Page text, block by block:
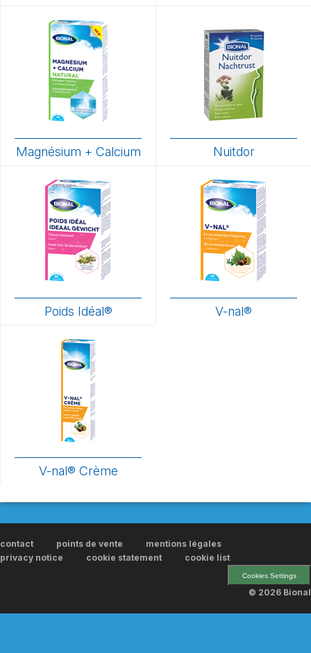
Magnésium + Calcium Nuitdor
Poids Idéal® V-nal®
V-nal® Crème
contact points de vente
mentions légales
privacy notice
cookie statement cookie list
Cookies Settings
© 2026 Bional